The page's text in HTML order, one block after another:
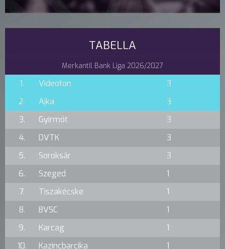
TABELLA
Merkantil Bank Liga 2026/2027
1. Videoton
3
2.
Ajka
3
3.
Gyirmót
3
4.
DVTK
3
5.
Soroksár
3
6.
Szeged
1
7.
Tiszakécske
1
8.
BVSC
1
9.
Karcag
1
10.
Kazincbarcika 1